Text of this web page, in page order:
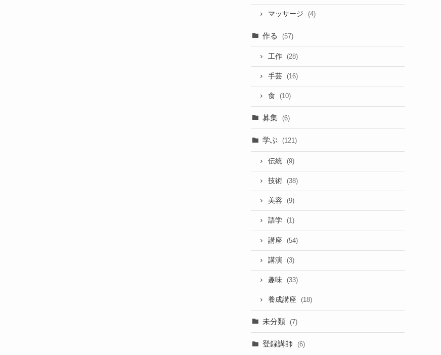
マッサージ (4)
作る (57)
工作 (28)
手芸 (16)
食 (10)
募集 (6)
学ぶ (121)
伝統 (9)
技術 (38)
美容 (9)
語学 (1)
講座 (54)
講演 (3)
趣味 (33)
養成講座 (18)
未分類 (7)
登録講師 (6)